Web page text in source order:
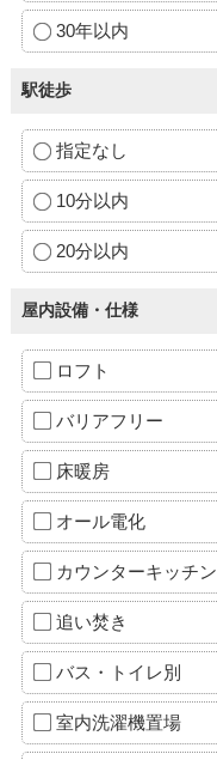
30年以内
駅徒歩
指定なし
10分以内
20分以内
屋内設備・仕様
ロフト
バリアフリー
床暖房
オール電化
カウンターキッチン
追い焚き
バス・トイレ別
室内洗濯機置場